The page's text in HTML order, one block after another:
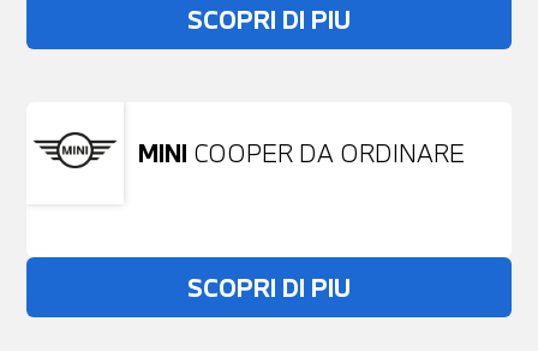
SCOPRI DI PIU
MINI COOPER DA ORDINARE
SCOPRI DI PIU